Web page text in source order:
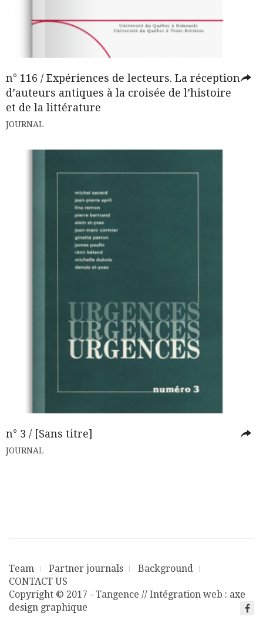
n° 116 / Expériences de lecteurs. La réception
d’auteurs antiques à la croisée de l’histoire
et de la littérature
JOURNAL
n° 3 / [Sans titre]
JOURNAL
Team Partner journals
Background
CONTACT US
Copyright © 2017 - Tangence // Intégration web : axe
design graphique